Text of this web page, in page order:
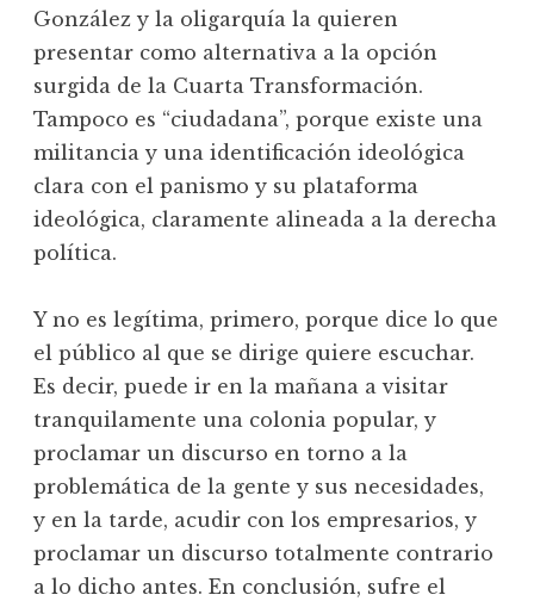
González y la oligarquía la quieren
presentar como alternativa a la opción
surgida de la Cuarta Transformación.
Tampoco es “ciudadana”, porque existe una
militancia y una identificación ideológica
clara con el panismo y su plataforma
ideológica, claramente alineada a la derecha
política.
Y no es legítima, primero, porque dice lo que
el público al que se dirige quiere escuchar.
Es decir, puede ir en la mañana a visitar
tranquilamente una colonia popular, y
proclamar un discurso en torno a la
problemática de la gente y sus necesidades,
y en la tarde, acudir con los empresarios, y
proclamar un discurso totalmente contrario
a lo dicho antes. En conclusión, sufre el